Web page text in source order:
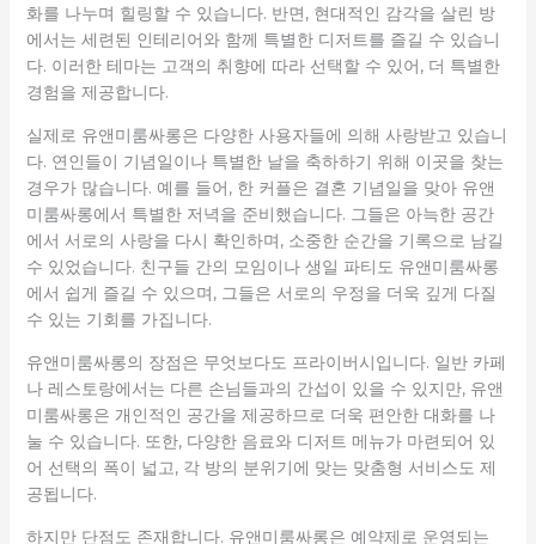
화를 나누며 힐링할 수 있습니다. 반면, 현대적인 감각을 살린 방
에서는 세련된 인테리어와 함께 특별한 디저트를 즐길 수 있습니
다. 이러한 테마는 고객의 취향에 따라 선택할 수 있어, 더 특별한
경험을 제공합니다.
실제로 유앤미룸싸롱은 다양한 사용자들에 의해 사랑받고 있습니
다. 연인들이 기념일이나 특별한 날을 축하하기 위해 이곳을 찾는
경우가 많습니다. 예를 들어, 한 커플은 결혼 기념일을 맞아 유앤
미룸싸롱에서 특별한 저녁을 준비했습니다. 그들은 아늑한 공간
에서 서로의 사랑을 다시 확인하며, 소중한 순간을 기록으로 남길
수 있었습니다. 친구들 간의 모임이나 생일 파티도 유앤미룸싸롱
에서 쉽게 즐길 수 있으며, 그들은 서로의 우정을 더욱 깊게 다질
수 있는 기회를 가집니다.
유앤미룸싸롱의 장점은 무엇보다도 프라이버시입니다. 일반 카페
나 레스토랑에서는 다른 손님들과의 간섭이 있을 수 있지만, 유앤
미룸싸롱은 개인적인 공간을 제공하므로 더욱 편안한 대화를 나
눌 수 있습니다. 또한, 다양한 음료와 디저트 메뉴가 마련되어 있
어 선택의 폭이 넓고, 각 방의 분위기에 맞는 맞춤형 서비스도 제
공됩니다.
하지만 단점도 존재합니다. 유앤미룸싸롱은 예약제로 운영되는